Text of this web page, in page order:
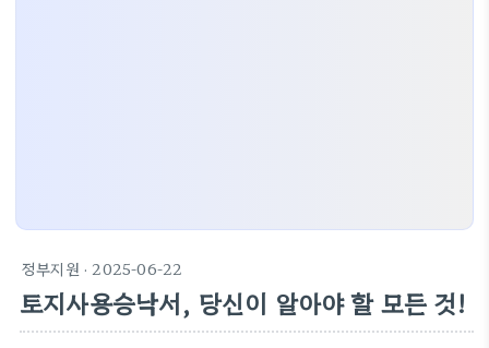
정부지원 · 2025-06-22
토지사용승낙서, 당신이 알아야 할 모든 것!